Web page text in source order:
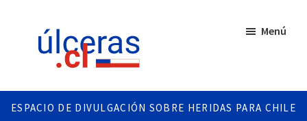
contenido
página
Chile
Espacio
Menú